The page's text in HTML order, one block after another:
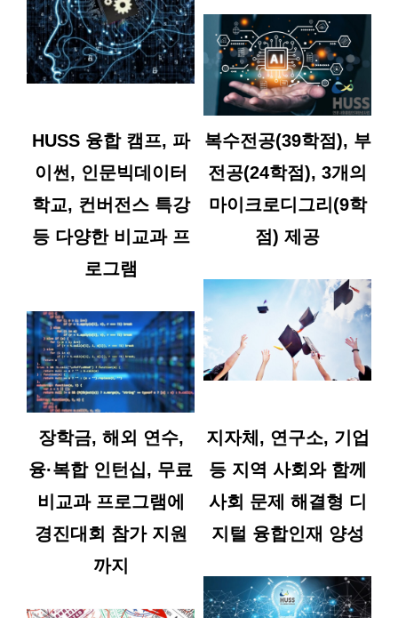
HUSS 융합 캠프, 파
이썬, 인문빅데이터
학교, 컨버전스 특강
등 다양한 비교과 프
로그램
복수전공(39학점), 부
전공(24학점), 3개의
마이크로디그리(9학
점) 제공
장학금, 해외 연수,
융·복합 인턴십, 무료
비교과 프로그램에
경진대회 참가 지원
까지
지자체, 연구소, 기업
등 지역 사회와 함께
사회 문제 해결형 디
지털 융합인재 양성
HUSS | 공
지사항
"인문사회계도 알
아야 할 인공지능
기술" 특강 안내
최고관리자